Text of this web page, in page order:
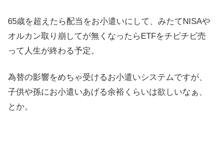
65歳を超えたら配当をお小遣いにして、みたてNISAや
オルカン取り崩してが無くなったらETFをチビチビ売
って人生が終わる予定。
為替の影響をめちゃ受けるお小遣いシステムですが、
子供や孫にお小遣いあげる余裕くらいは欲しいなぁ、
とか。